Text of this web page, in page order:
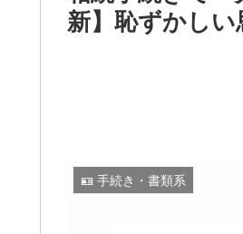
新】恥ずかし
🪪 手続き・書類系